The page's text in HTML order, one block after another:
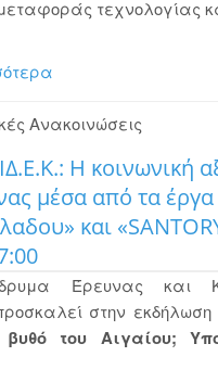
τεχνολογίας
Ανακοινώσεις
Η κοινωνική
μέσα από τα
και
Έρευνας και
στην εκδήλωση
βυθό του Αιγαίου;